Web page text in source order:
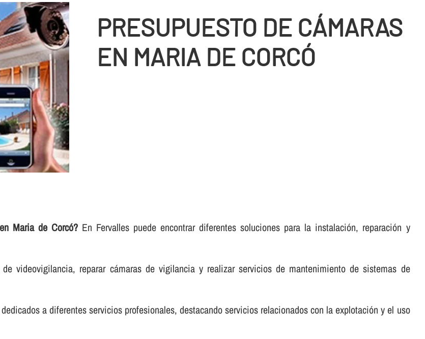
PRESUPUESTO DE CÁMARAS
EN MARIA DE CORCÓ
Maria de Corcó?En Fervalles puede encontrar diferentes soluciones para la instalación, reparación y
videovigilancia, reparar cámaras de vigilancia y realizar servicios de mantenimiento de sistemas de
a diferentes servicios profesionales, destacando servicios relacionados con la explotación y el uso